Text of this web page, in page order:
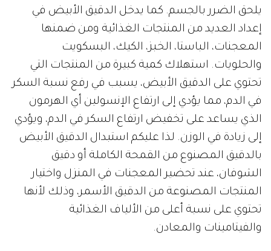
يلحق الضرر بالجسم. كما يدخل الدقيق الأبيض في
إعداد العديد من المنتجات الغذائية ومن ضمنها
المعجنات، الباستا، الخبز، الكيك، البسكويت
والحلويات. استهلاك كمية كبيرة من المنتجات التي
تحتوي على الدقيق الأبيض، يسبب في رفع نسبة السكر
في الدم، مما يؤدي إلى ارتفاع الإنسولين أي الهرمون
الذي يساعد على تخفيض ارتفاع السكر في الدم، ويؤدي
إلى زيادة في الوزن. لذا عليكم استبدال الدقيق الأبيض
بالدقيق المصنوع من القمحة الكاملة أو دقيق
الشوفان، عند تحضير المعجنات في المنزل واختيار
المنتجات المصنوعة من الدقيق الأسمر، وذلك لأنها
تحتوي على نسبة أعلى من الألياف الغذائية
والفيتامينات والمعادن.